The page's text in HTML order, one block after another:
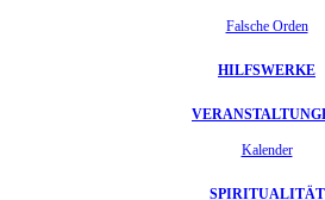
Falsche Orden
HILFSWERKE
Kalender
SPIRITUALITÄT